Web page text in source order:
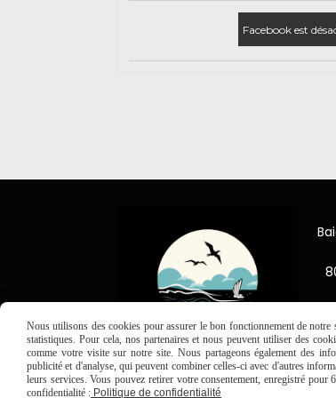
Facebook est
Nous utilisons des cookies pour assurer le bon fonctionnement de
statistiques. Pour cela, nos partenaires et nous peuvent utiliser des
comme votre visite sur notre site. Nous partageons également des
publicité et d'analyse, qui peuvent combiner celles-ci avec d'autres
leurs services. Vous pouvez retirer votre consentement, enregistré
confidentialité : Politique de confidentialité